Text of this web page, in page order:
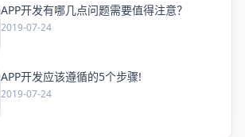
APP开发有哪几点问题需要值得注意？
2019-07-24
APP开发应该遵循的5个步骤!
2019-07-24